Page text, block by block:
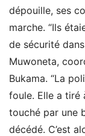
dépouille, ses
marche. “Ils
de sécurité
Muwoneta,
Bukama. “La
foule. Elle a tiré
touché par une
décédé. C’est